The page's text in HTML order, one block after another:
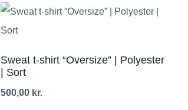
Sweat t-shirt “Oversize” | Polyester
| Sort
500,00 kr.